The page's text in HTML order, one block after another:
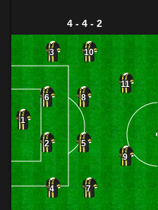
4 - 4 - 2
1
3
6
2
4
10
8
5
7
11
9